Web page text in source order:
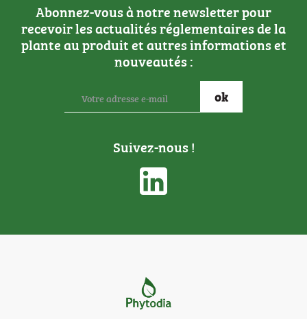
Abonnez-vous à notre newsletter pour
recevoir les actualités réglementaires de la
plante au produit et autres informations et
nouveautés :
Suivez-nous !